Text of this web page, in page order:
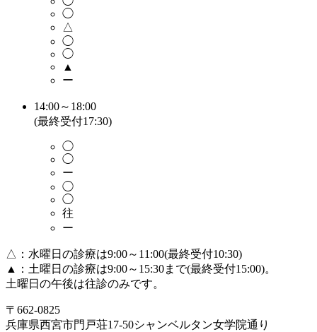
◯
△
◯
◯
▲
ー
14:00～18:00
(最終受付17:30)
◯
◯
ー
◯
◯
往
ー
△：水曜日の診療は9:00～11:00(最終受付10:30)
▲：土曜日の診療は9:00～15:30まで(最終受付15:00)。
土曜日の午後は往診のみです。
〒662-0825
兵庫県西宮市門戸荘17-50シャンベルタン女学院通り